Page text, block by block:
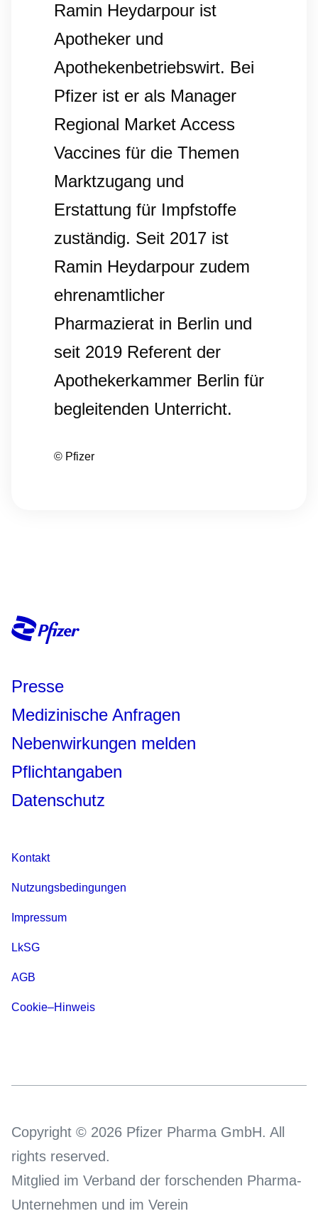
Ramin Heydarpour ist
Apotheker und
Apothekenbetriebswirt. Bei
Pfizer ist er als Manager
Regional Market Access
Vaccines für die Themen
Marktzugang und
Erstattung für Impfstoffe
zuständig. Seit 2017 ist
Ramin Heydarpour zudem
ehrenamtlicher
Pharmazierat in Berlin und
seit 2019 Referent der
Apothekerkammer Berlin für
begleitenden Unterricht.
© Pfizer
Presse
Medizinische Anfragen
Nebenwirkungen melden
Pflichtangaben
Datenschutz
Kontakt
Nutzungsbedingungen
Impressum
LkSG
AGB
Cookie–Hinweis
Copyright © 2026 Pfizer Pharma GmbH. All
rights reserved.
Mitglied im Verband der forschenden Pharma-
Unternehmen und im Verein